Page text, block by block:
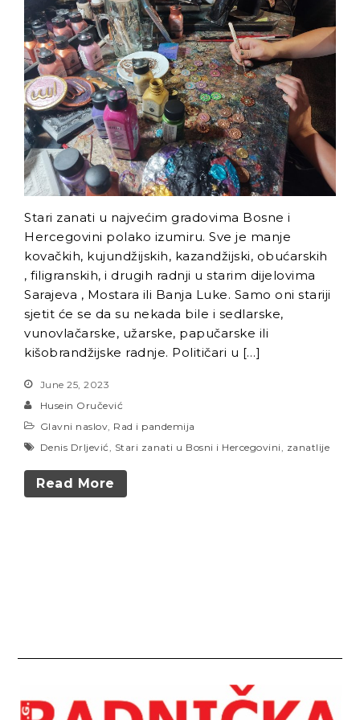
Radnici Nove željezare
Zenica najavljuju štrajk:
„Sve ili ništa“
Uspon revizionizma i novi
talas ekstremne desnice
na Balkanu
Industrijski slom kao
sistemska kriza: Nova
Ljubija, Željezara Zenica i
granice održivosti bh.
Stari zanati u najvećim gradovima Bosne i
Hercegovini polako izumiru. Sve je manje
kovačkih, kujundžijskih, kazandžijski, obućarskih
, filigranskih, i drugih radnji u starim dijelovima
Sarajeva , Mostara ili Banja Luke. Samo oni stariji
sjetit će se da su nekada bile i sedlarske,
vunovlačarske, užarske, papučarske ili
kišobrandžijske radnje. Političari u […]
June 25, 2023
Husein Oručević
Glavni naslov Rad i pandemija
Denis Drljević
Stari zanati u Bosni i Hercegovini zanatlije
Read More